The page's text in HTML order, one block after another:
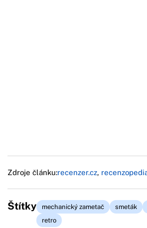
Zdroje článku:recenzer.cz,
Štítky mechanický zametač smeták
retro